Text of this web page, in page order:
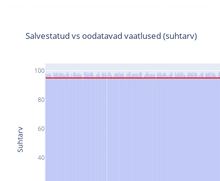
40
60
80
100
Salvestatud vs oodatavad vaatlused (suhtarv)
Suhtarv